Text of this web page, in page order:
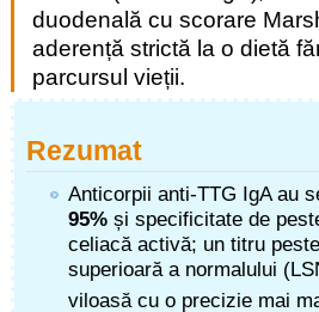
duodenală cu scorare
aderență strictă la o dietă
parcursul vieții.
Rezumat
Anticorpii anti-TTG IgA au
95%și specificitate de
celiacă activă; un titru
superioară a normalului
viloasă cu o precizie mai